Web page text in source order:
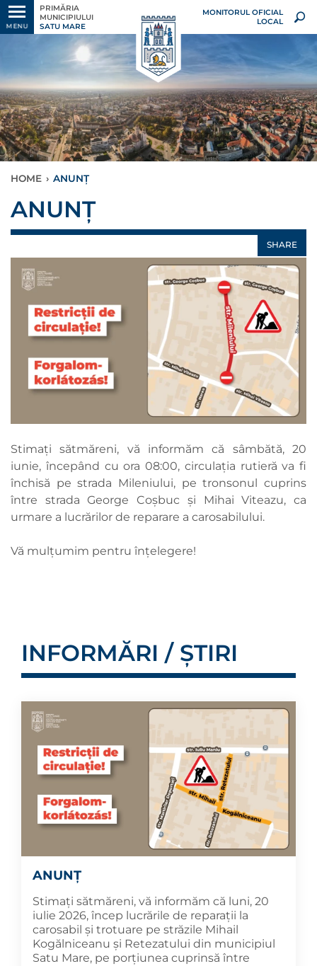
MENU
PRIMĂRIA
MUNICIPIULUI
SATU MARE
MONITORUL OFICIAL
LOCAL
HOME › ANUNȚ
ANUNȚ
SHARE
Stimați sătmăreni, vă informăm că sâmbătă, 20
iunie, începând cu ora 08:00, circulația rutieră va fi
închisă pe strada Mileniului, pe tronsonul cuprins
între strada George Coșbuc și Mihai Viteazu, ca
urmare a lucrărilor de reparare a carosabilului.
Vă mulțumim pentru înțelegere!
INFORMĂRI / ȘTIRI
ANUNȚ
Stimați sătmăreni, vă informăm că luni, 20
iulie 2026, încep lucrările de reparații la
carosabil și trotuare pe străzile Mihail
Kogălniceanu și Retezatului din municipiul
Satu Mare, pe porțiunea cuprinsă între